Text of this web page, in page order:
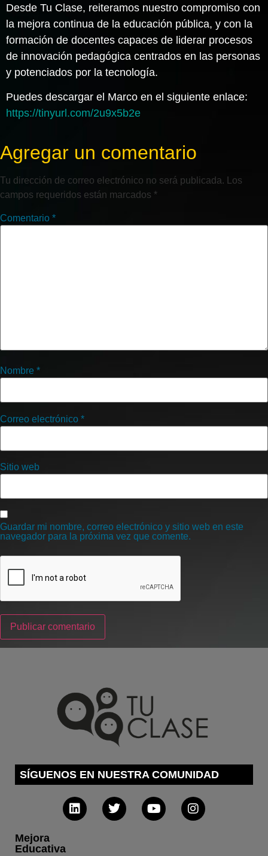
Desde Tu Clase, reiteramos nuestro compromiso con
la mejora continua de la educación pública, y con la
formación de docentes capaces de liderar procesos
de innovación pedagógica centrados en las personas
y potenciados por la tecnología.
Puedes descargar el Marco en el siguiente enlace:
https://tinyurl.com/2u9x5b2e
Agregar un comentario
Tu dirección de correo electrónico no será publicada.
Los
campos requeridos están marcados *
Comentario *
Nombre *
Correo electrónico *
Sitio web
Guardar mi nombre, correo electrónico y sitio web en este
navegador para la próxima vez que comente.
SÍGUENOS EN NUESTRA COMUNIDAD
Mejora
Educativa